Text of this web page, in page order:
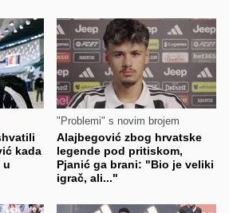
kada
u
"Problemi" s novim brojem
Alajbegović zbog hrvatske
legende pod pritiskom,
Pjanić ga brani: "Bio je veliki
igrač, ali..."